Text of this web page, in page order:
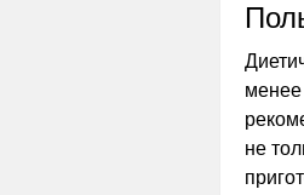
не